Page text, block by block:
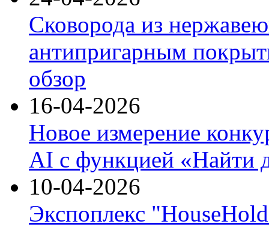
Сковорода из
антипригарным
обзор
16-04-2026
Новое измерение
AI с функцией «Найти
10-04-2026
Экспоплекс